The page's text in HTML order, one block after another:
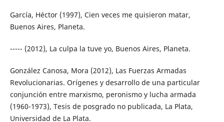
García, Héctor (1997), Cien veces me quisieron matar,
Buenos Aires, Planeta.
----- (2012), La culpa la tuve yo, Buenos Aires, Planeta.
González Canosa, Mora (2012), Las Fuerzas Armadas
Revolucionarias. Orígenes y desarrollo de una particular
conjunción entre marxismo, peronismo y lucha armada
(1960-1973), Tesis de posgrado no publicada, La Plata,
Universidad de La Plata.